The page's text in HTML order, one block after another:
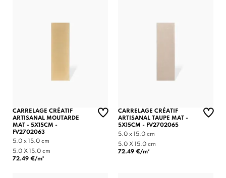
CARRELAGE CRÉATIF
ARTISANAL MOUTARDE
MAT - 5X15CM -
FV2702063
5.0 x 15.0 cm
5.0 X 15.0 cm
72.49 €/m²
CARRELAGE CRÉATIF
ARTISANAL TAUPE MAT -
5X15CM - FV2702065
5.0 x 15.0 cm
5.0 X 15.0 cm
72.49 €/m²